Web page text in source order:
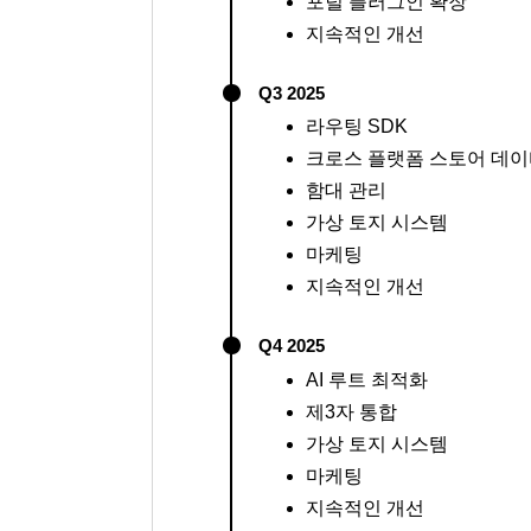
지속적인 개선
Q3 2025
라우팅 SDK
크로스 플랫폼 스토어 데
함대 관리
가상 토지 시스템
마케팅
지속적인 개선
Q4 2025
AI 루트 최적화
제3자 통합
가상 토지 시스템
마케팅
지속적인 개선